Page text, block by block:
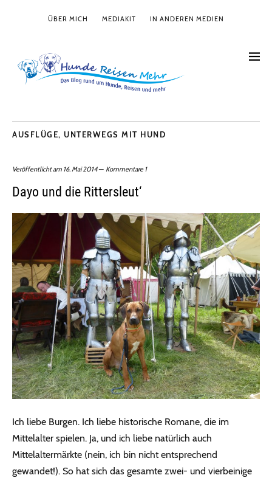
ÜBER MICH MEDIAKIT IN ANDEREN MEDIEN
AUSFLÜGE, UNTERWEGS MIT HUND
Veröffentlicht am 16. Mai 2014 Kommentare 1
Dayo und die Rittersleut‘
Ich liebe Burgen. Ich liebe historische Romane, die im
Mittelalter spielen. Ja, und ich liebe natürlich auch
Mittelaltermärkte (nein, ich bin nicht entsprechend
gewandet!). So hat sich das gesamte zwei- und vierbeinige